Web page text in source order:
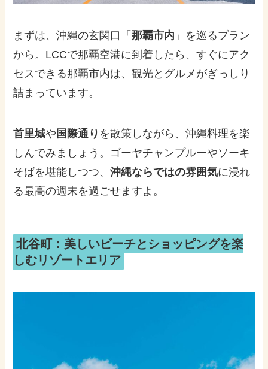
まずは、沖縄の玄関口「那覇市内 」を巡るプラン
から。LCCで那覇空港に到着したら、すぐにアク
セスできる那覇市内は、観光とグルメがぎっしり
詰まっています。
首里城や 国際通り を散策しながら、沖縄料理を楽
しんでみましょう。ゴーヤチャンプルーやソーキ
そばを堪能しつつ、沖縄ならではの雰囲気に浸れ
る最高の週末を過ごせますよ。
北谷町：美しいビーチとショッピングを楽
しむリゾートエリア